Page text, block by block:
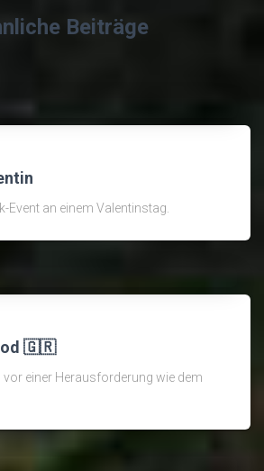
Beiträge
Event an einem Valentinstag.
🇬🇷
einer Herausforderung wie dem